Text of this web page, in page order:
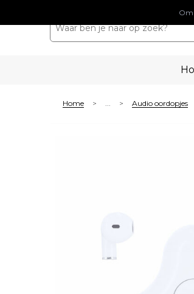
Home > ... > Audio oordopjes
Om